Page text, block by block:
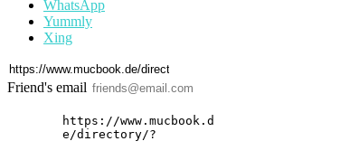
WhatsApp
Yummly
Xing
Friend's email